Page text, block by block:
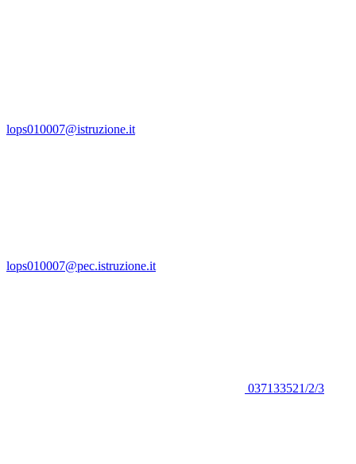
lops010007@istruzione.it
lops010007@pec.istruzione.it
037133521/2/3